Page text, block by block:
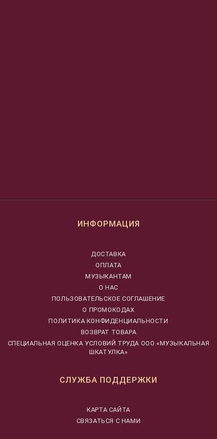
ИНФОРМАЦИЯ
ДОСТАВКА
ОПЛАТА
МУЗЫКАНТАМ
О НАС
ПОЛЬЗОВАТЕЛЬСКОЕ СОГЛАШЕНИЕ
О ПРОМОКОДАХ
ПОЛИТИКА КОНФИДЕНЦИАЛЬНОСТИ
ВОЗВРАТ ТОВАРА
CПЕЦИАЛЬНАЯ ОЦЕНКА УСЛОВИЙ ТРУДА ООО «МУЗЫКАЛЬНАЯ
ШКАТУЛКА»
СЛУЖБА ПОДДЕРЖКИ
КАРТА САЙТА
СВЯЗАТЬСЯ С НАМИ